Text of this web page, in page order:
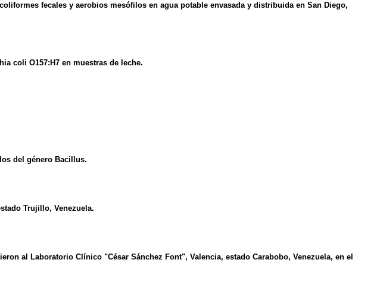
fecales y aerobios mesófilos en agua potable envasada y distribuida en San Diego,
coli O157:H7 en muestras de leche.
del género Bacillus.
Trujillo, Venezuela.
al Laboratorio Clínico "César Sánchez Font", Valencia, estado Carabobo, Venezuela, en el